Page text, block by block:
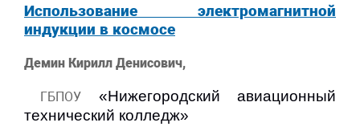
Использование электромагнитной
индукции в космосе
Демин Кирилл Денисович,
ГБПОУ «Нижегородский авиационный
технический колледж»